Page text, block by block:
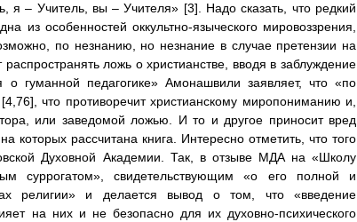
– Учитель, вы – Учителя» [3]. Надо сказать, что редкий
из особенностей оккультно-языческого мировоззрения,
по незнанию, но незнание в случае претензии на
ложь о христианстве, вводя в заблуждение
гуманной педагогике» Амонашвили заявляет, что «по
что противоречит христианскому миропониманию и,
или заведомой ложью. И то и другое приносит вред
которых рассчитана книга. Интересно отметить, что того
Духовной Академии. Так, в отзыве МДА на «Школу
суррогатом», свидетельствующим «о его полной и
религии» и делается вывод о том, что «введение
на них и не безопасно для их духовно-психического